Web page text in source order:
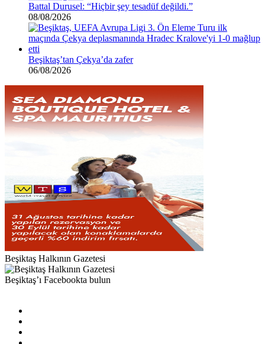
Battal Durusel: “Hiçbir şey tesadüf değildi.”
08/08/2026
Beşiktaş’tan Çekya’da zafer
06/08/2026
Beşiktaş Halkının Gazetesi
Beşiktaş’ı Facebookta bulun